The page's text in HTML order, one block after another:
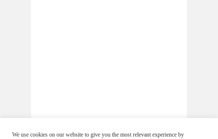
We use cookies on our website to give you the most relevant experience by